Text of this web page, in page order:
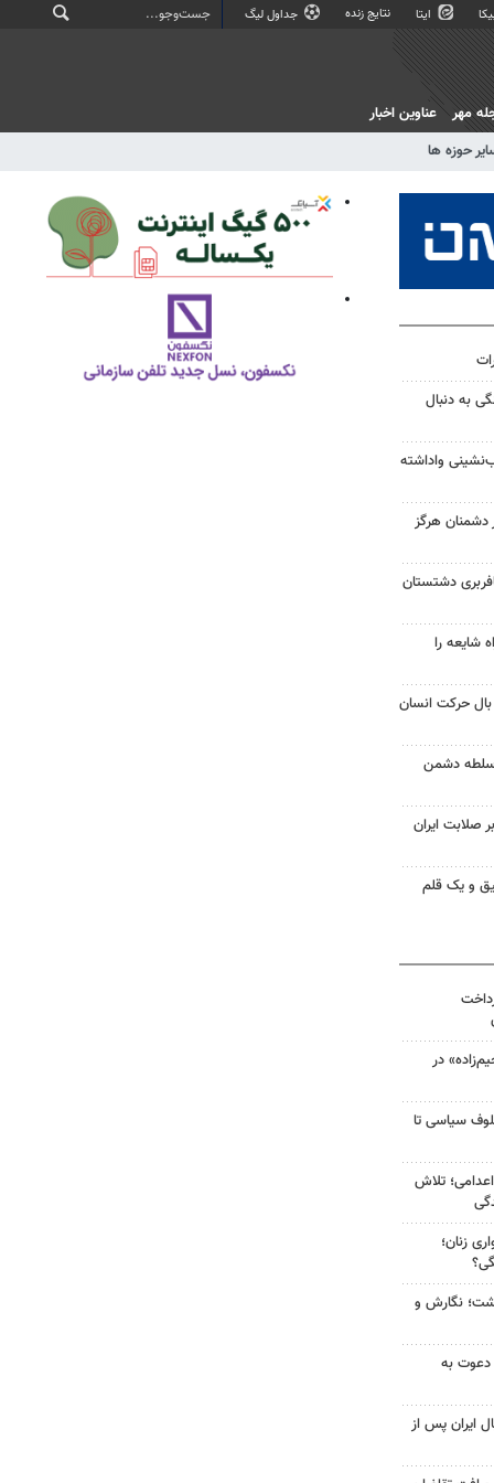
ایتا نتایج زنده جداول لیگ
حوزه ها
مهر عناوین اخبار
به دنبال
واداشته
دشمنان هرگز
دشتستان
شایعه را
حرکت انسان
سلطه دشمن
صلابت ایران
و یک قلم
در
سیاسی تا
تلاش
زنان؛
نگارش و
دعوت به
ایران پس از